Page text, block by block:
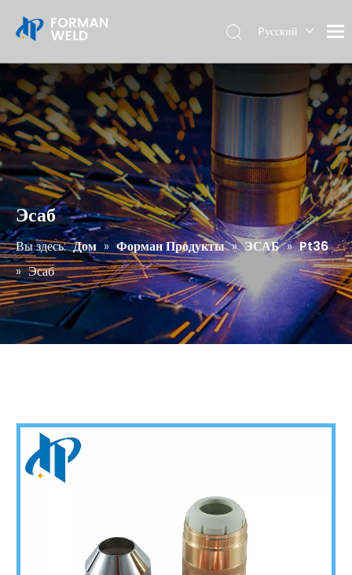
Pусский
Эсаб
Вы здесь: Дом » Форман Продукты » ЭСАБ » Pt36
» Эсаб